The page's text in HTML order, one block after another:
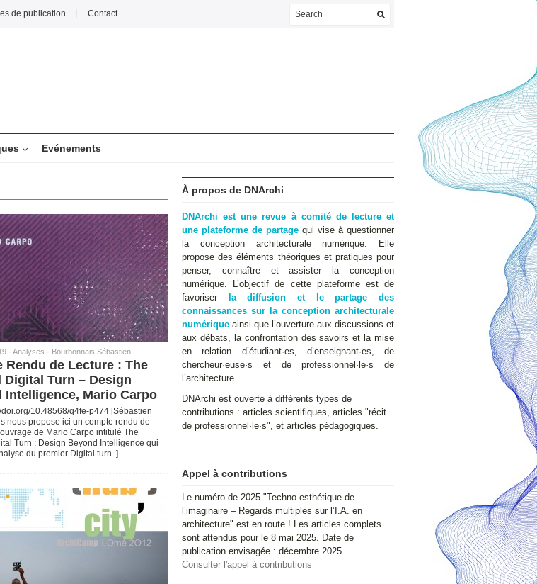
de publication Contact
Evénements
· Analyses · Bourbonnais Sébastien
Rendu de Lecture : The
Digital Turn – Design
Intelligence, Mario Carpo
doi.org/10.48568/q4fe-p474 [Sébastien
nous propose ici un compte rendu de
de Mario Carpo intitulé The
Turn : Design Beyond Intelligence qui
du premier Digital turn. ]…
À propos de DNArchi
DNArchi est une revue à comité de lecture et
une plateforme de partage qui vise à questionner
la conception architecturale numérique. Elle
propose des éléments théoriques et pratiques pour
penser, connaître et assister la conception
numérique. L’objectif de cette plateforme est de
favoriser
la diffusion et le partage des
connaissances sur la conception architecturale
numérique ainsi que l’ouverture aux discussions et
aux débats, la confrontation des savoirs et la mise
en relation d’étudiant·es, d’enseignant·es, de
chercheur·euse·s et de professionnel·le·s de
l’architecture.
DNArchi est ouverte à différents types de
contributions : articles scientifiques, articles "récit
de professionnel·le·s", et articles pédagogiques.
Appel à contributions
Le numéro de 2025 "Techno-esthétique de
l’imaginaire – Regards multiples sur l’I.A. en
architecture" est en route ! Les articles complets
sont attendus pour le 8 mai 2025. Date de
publication envisagée : décembre 2025.
Consulter l'appel à contributions